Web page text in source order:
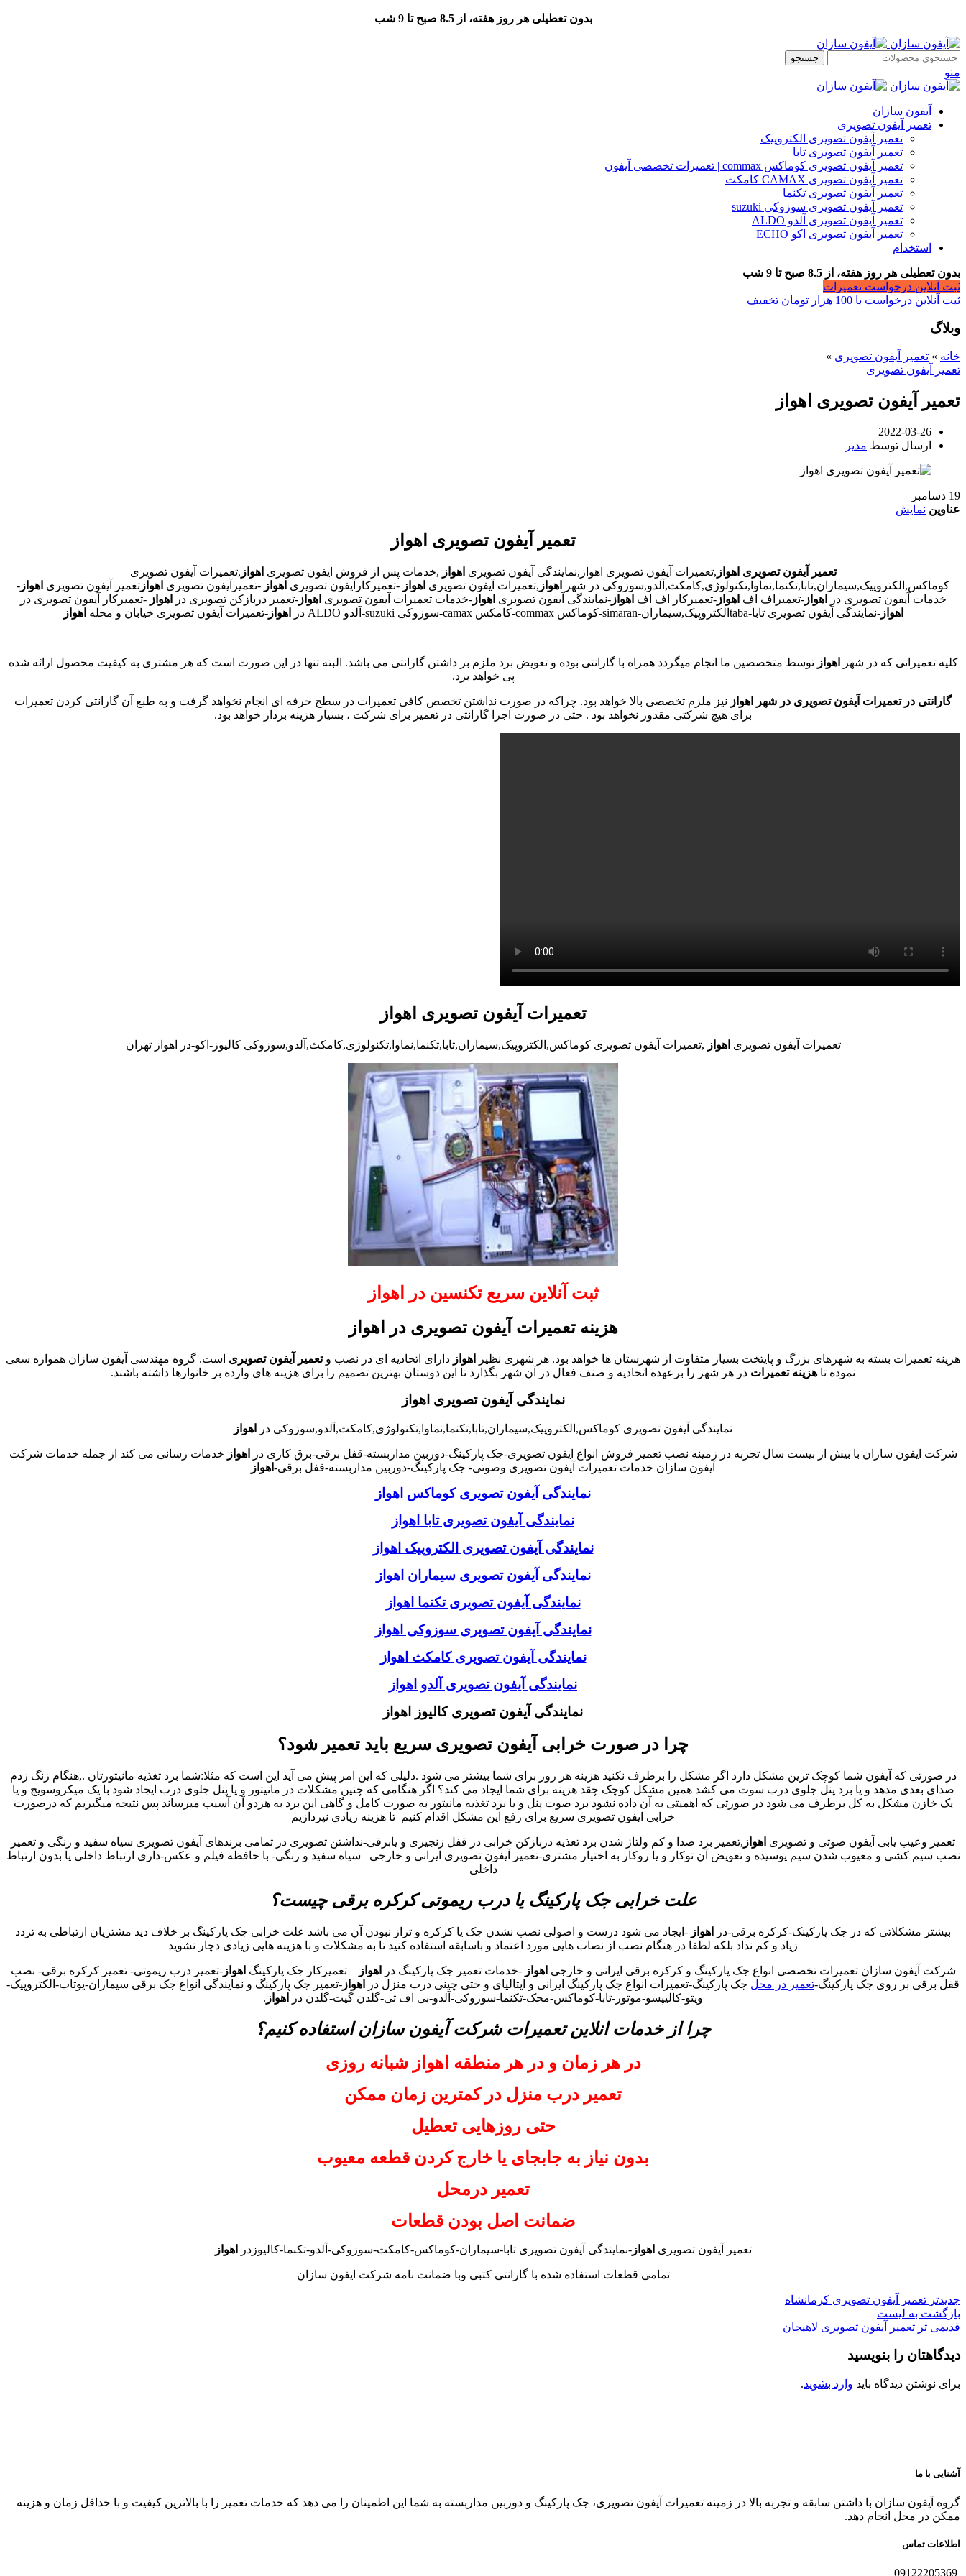
بدون تعطیلی هر روز هفته، از 8.5 صبح تا 9 شب
جستجو
منو
آیفون سازان
تعمیر آیفون تصویری
تعمیر آیفون تصویری الکتروپیک
تعمیر آیفون تصویری تابا
تعمیر آیفون تصویری کوماکس commax | تعمیرات تخصصی آیفون
تعمیر آیفون تصویری CAMAX کامکث
تعمیر آیفون تصویری تکنما
تعمیر آیفون تصویری سوزوکی suzuki
تعمیر آیفون تصویری آلدو ALDO
تعمیر آیفون تصویری اکو ECHO
استخدام
بدون تعطیلی هر روز هفته، از 8.5 صبح تا 9 شب
ثبت آنلاین درخواست تعمیرات
ثبت آنلاین درخواست با 100 هزار تومان تخفیف
وبلاگ
خانه » تعمیر آیفون تصویری »
تعمیر آیفون تصویری
تعمیر آیفون تصویری اهواز
2022-03-26
ارسال توسط مدیر
19 دسامبر
عناوین نمایش
تعمیر آیفون تصویری اهواز
تعمیر آیفون تصویری اهواز ,تعمیرات آیفون تصویری اهواز,نمایندگی آیفون تصویری اهواز ,خدمات پس از فروش ایفون تصویری اهواز ,تعمیرات آیفون تصویری
کوماکس,الکتروپیک,سیماران,تابا,تکنما,نماوا,تکنولوژی,کامکث,آلدو,سوزوکی در شهر
اهواز ,تعمیرات آیفون تصویری اهواز -تعمیرکارآیفون تصویری اهواز -تعمیرآیفون تصویری اهواز تعمیر آیفون تصویری اهواز -
خدمات آیفون تصویری در
اهواز-تعمیراف اف اهواز-تعمیرکار اف اف اهواز-نمایندگی آیفون تصویری اهواز-خدمات تعمیرات آیفون تصویری اهواز-تعمیر دربازکن تصویری در اهواز -تعمیرکار آیفون تصویری در
اهواز-نمایندگی آیفون تصویری تابا-tabaالکتروپیک,سیماران-simaran-کوماکس commax-کامکس camax-سوزوکی suzuki-آلدو ALDO در اهواز-تعمیرات آیفون تصویری خیابان و محله اهواز
کلیه تعمیراتی که در شهر اهواز توسط متخصصین ما انجام میگردد همراه با گارانتی بوده و تعویض برد ملزم بر داشتن گارانتی می باشد. البته تنها در این صورت است که هر مشتری به کیفیت محصول ارائه شده
پی خواهد برد.
گارانتی در تعمیرات آیفون تصویری در شهر اهواز نیز ملزم تخصصی بالا خواهد بود. چراکه در صورت نداشتن تخصص کافی تعمیرات در سطح حرفه ای انجام نخواهد گرفت و به طبع آن گارانتی کردن تعمیرات
برای هیچ شرکتی مقدور نخواهد بود . حتی در صورت اجرا گارانتی در تعمیر برای شرکت ، بسیار هزینه بردار خواهد بود.
تعمیرات آیفون تصویری اهواز
تعمیرات آیفون تصویری اهواز ,تعمیرات آیفون تصویری کوماکس,الکتروپیک,سیماران,تابا,تکنما,نماوا,تکنولوژی,کامکث,آلدو,سوزوکی کالیوز-اکو-در اهواز تهران
ثبت آنلاین سریع تکنسین در اهواز
هزینه تعمیرات آیفون تصویری در
اهواز
هزینه تعمیرات بسته به شهرهای بزرگ و پایتخت بسیار متفاوت از شهرستان ها خواهد بود. هر شهری نظیر اهواز دارای اتحادیه ای در نصب و تعمیر آیفون تصویری است. گروه مهندسی آیفون سازان همواره سعی
نموده تا هزینه تعمیرات در هر شهر را برعهده اتحادیه و صنف فعال در آن شهر بگذارد تا این دوستان بهترین تصمیم را برای هزینه های وارده بر خانوارها داشته باشند.
نمایندگی آیفون تصویری اهواز
نمایندگی آیفون تصویری کوماکس,الکتروپیک,سیماران,تابا,تکنما,نماوا,تکنولوژی,کامکث,آلدو,سوزوکی در اهواز
شرکت ایفون سازان با بیش از بیست سال تجربه در زمینه نصب تعمیر فروش انواع ایفون تصویری-جک پارکینگ-دوربین مداربسته-قفل برقی-برق کاری در اهواز خدمات رسانی می کند از جمله خدمات شرکت
آیفون سازان خدمات تعمیرات آیفون تصویری وصوتی- جک پارکینگ-دوربین مداربسته-قفل برقی- اهواز
نمایندگی آیفون تصویری کوماکس اهواز
نمایندگی آیفون تصویری تابا اهواز
نمایندگی آیفون تصویری الکتروپیک اهواز
نمایندگی آیفون تصویری سیماران اهواز
نمایندگی آیفون تصویری تکنما اهواز
نمایندگی آیفون تصویری سوزوکی اهواز
نمایندگی آیفون تصویری کامکث اهواز
نمایندگی آیفون تصویری آلدو اهواز
نمایندگی آیفون تصویری کالیوز اهواز
چرا در صورت خرابی آیفون تصویری سریع باید تعمیر شود؟
در صورتی که آیفون شما کوچک ترین مشکل دارد اگر مشکل را برطرف نکنید هزینه هر روز برای شما بیشتر می شود .دلیلی که این امر پیش می آید این است که مثلا:شما برد تغذیه مانیتورتان .,هنگام زنگ زدم
صدای بعدی مدهد و یا برد پنل جلوی درب سوت می کشد همین مشکل کوچک چقد هزینه برای شما ایجاد می کند؟ اگر هنگامی که چنین مشکلات در مانیتور و یا پنل جلوی درب ایجاد شود با یک میکروسویچ و یا
یک خازن مشکل به کل برطرف می شود در صورتی که اهمیتی به آن داده نشود برد صوت پنل و یا برد تغذیه مانیتور به صورت کامل و گاهی این برد به هردو آن آسیب میرساند پس نتیجه میگیریم که درصورت
خرابی ایفون تصویری سریع برای رفع این مشکل اقدام کنیم تا هزینه زیادی نپردازیم
تعمیر وعیب یابی آیفون صوتی و تصویری اهواز ,تعمیر برد صدا و کم ولتاژ شدن برد تعذیه دربازکن خرابی در قفل زنجیری و یابرقی-نداشتن تصویری در تمامی برندهای آیفون تصویری سیاه سفید و رنگی و تعمیر
نصب سیم کشی و معیوب شدن سیم پوسیده و تعویض آن توکار و یا روکار به اختیار مشتری-تعمیر آیفون تصویری ایرانی و خارجی –سیاه سفید و رنگی- با حافظه فیلم و عکس-داری ارتباط داخلی یا بدون ارتباط
داخلی
علت خرابی جک پارکینگ یا درب ریموتی کرکره برقی چیست؟
بیشتر مشکلاتی که در جک پارکینک-کرکره برقی-در اهواز -ایجاد می شود درست و اصولی نصب نشدن جک یا کرکره و تراز نبودن آن می باشد علت خرابی جک پارکینگ بر خلاف دید مشتریان ارتباطی به تردد
زیاد و کم نداد بلکه لطفا در هنگام نصب از نصاب هایی مورد اعتماد و باسابقه استفاده کنید تا به مشکلات و با هزینه هایی زیادی دچار نشوید
شرکت آیفون سازان تعمیرات تخصصی انواع جک پارکینگ و کرکره برقی ایرانی و خارجی اهواز -خدمات تعمیر جک پارکینگ در اهواز – تعمیرکار جک پارکینگ اهواز-تعمیر درب ریموتی- تعمیر کرکره برقی- نصب
قفل برقی بر روی جک پارکینگ-تعمیر در محل جک پارکینگ-تعمیرات انواع جک پارکینگ ایرانی و ایتالیای و حتی چینی درب منزل در اهواز -تعمیر جک پارکینگ و نمایندگی انواع جک برقی سیماران-یوتاب-الکتروپیک-
ویتو-کالیپسو-موتور-تابا-کوماکس-محک-تکنما-سوزوکی-آلدو-بی اف تی-گلدن گیت-گلدن در
اهواز .
چرا از خدمات انلاین تعمیرات شرکت آیفون سازان استفاده کنیم؟
در هر زمان و در هر منطقه اهواز شبانه روزی
تعمیر درب منزل در کمترین زمان ممکن
حتی روزهایی تعطیل
بدون نیاز به جابجای یا خارج کردن قطعه معیوب
تعمیر درمحل
ضمانت اصل بودن قطعات
تعمیر آیفون تصویری اهواز-نمایندگی آیفون تصویری تابا-سیماران-کوماکس-کامکث-سوزوکی-آلدو-تکنما-کالیوزدر اهواز
تمامی قطعات استفاده شده با گارانتی کتبی وبا ضمانت نامه شرکت ایفون سازان
جدیدتر تعمیر آیفون تصویری کرمانشاه
بازگشت به لیست
قدیمی تر تعمیر آیفون تصویری لاهیجان
دیدگاهتان را بنویسید
برای نوشتن دیدگاه باید وارد بشوید.
آشنایی با ما
گروه آیفون سازان با داشتن سابقه و تجربه بالا در زمینه تعمیرات آیفون تصویری، جک پارکینگ و دوربین مداربسته به شما این اطمینان را می دهد که خدمات تعمیر را با بالاترین کیفیت و با حداقل زمان و هزینه
ممکن در محل انجام دهد.
اطلاعات تماس